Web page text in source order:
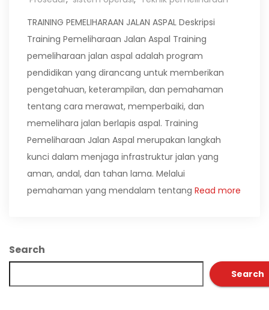
TRAINING PEMELIHARAAN JALAN ASPAL Deskripsi
Training Pemeliharaan Jalan Aspal Training
pemeliharaan jalan aspal adalah program
pendidikan yang dirancang untuk memberikan
pengetahuan, keterampilan, dan pemahaman
tentang cara merawat, memperbaiki, dan
memelihara jalan berlapis aspal. Training
Pemeliharaan Jalan Aspal merupakan langkah
kunci dalam menjaga infrastruktur jalan yang
aman, andal, dan tahan lama. Melalui
pemahaman yang mendalam tentang Read more
Search
Search